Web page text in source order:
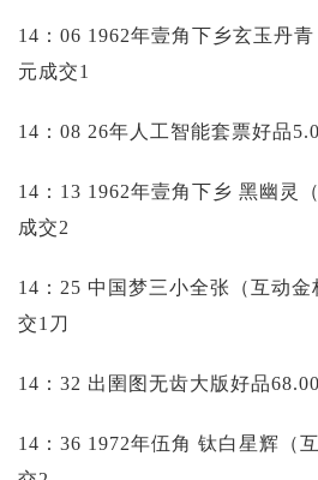
14：06 1962年壹角下乡玄玉丹
元成交1
14：08 26年人工智能套票好品
14：13 1962年壹角下乡 黑幽灵
成交2
14：25 中国梦三小全张（互动
交1刀
14：32 出圉图无齿大版好品
14：36 1972年伍角 钛白星辉（